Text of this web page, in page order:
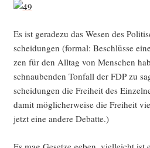
Es ist gera­de­zu das Wesen des
schei­dun­gen (for­mal: Beschlüs­se
zen für den All­tag von Men­schen
schnau­ben­den Ton­fall der FDP zu
schei­dun­gen die Frei­heit des
damit mög­li­cher­wei­se die Frei­heit
jetzt eine ande­re Debatte.)